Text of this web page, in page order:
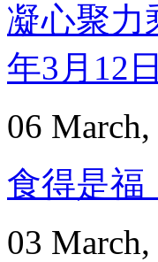
凝心聚力
年3月12
06 March,
食得是福
03 March,